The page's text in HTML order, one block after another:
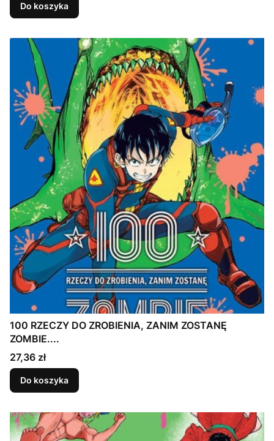
Do koszyka
100 RZECZY DO ZROBIENIA, ZANIM ZOSTANĘ
ZOMBIE....
Cena
27,36 zł
Do koszyka